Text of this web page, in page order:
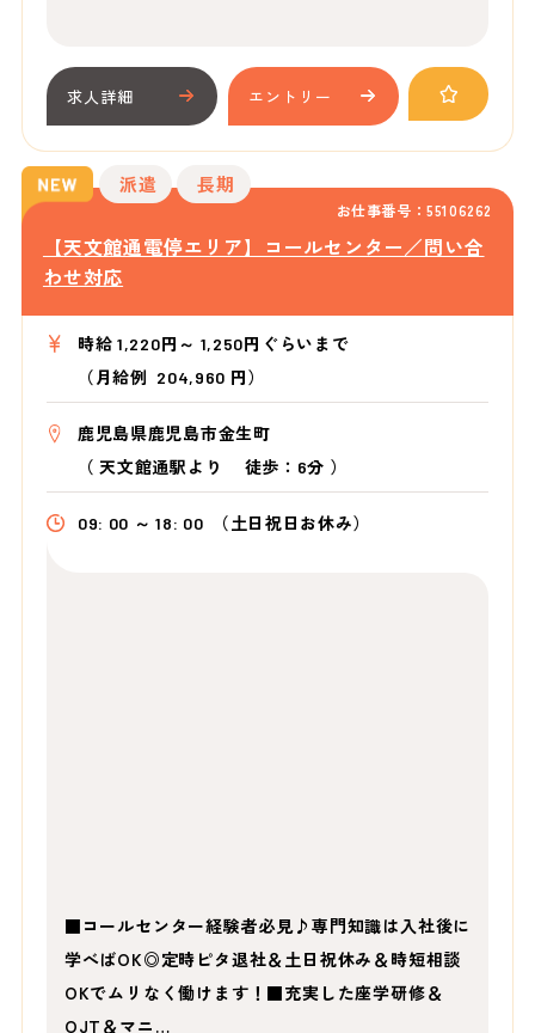
求人詳細 エントリー
お仕事番号：55106262
派遣 長期
【天文館通電停エリア】コールセンター／問い合
わせ対応
時給 1,220円～ 1,250円ぐらいまで
（月給例 204,960 円）
鹿児島県鹿児島市金生町
（ 天文館通駅より 徒歩：6分 ）
09: 00 ～ 18: 00 （土日祝日お休み）
■コールセンター経験者必見♪専門知識は入社後に
学べばOK◎定時ピタ退社＆土日祝休み＆時短相談
OKでムリなく働けます！■充実した座学研修＆
OJT＆マニ…